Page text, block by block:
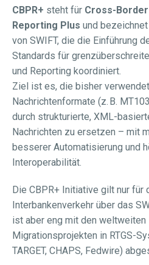
CBPR+ steht für Cross-
Reporting Plus und
von SWIFT, die die Einführung
Standards für
und Reporting koordiniert.
Ziel ist es, die bisher
Nachrichtenformate (z. B.
durch strukturierte, XML-
Nachrichten zu ersetzen – mit
besserer Automatisierung und
Interoperabilität.
Die CBPR+ Initiative gilt nur für
Interbankenverkehr über das
ist aber eng mit den weltweiten
Migrationsprojekten in RTGS-
TARGET, CHAPS, Fedwire)